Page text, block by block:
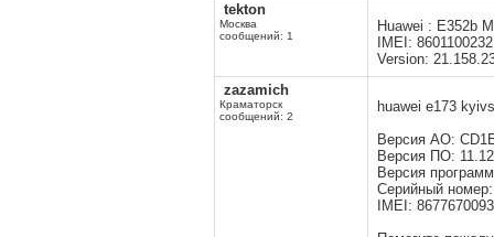
tekton
Москва
сообщений: 1
Huawei : E352b
IMEI:
Version:
zazamich
Краматорск
сообщений: 2
huawei e173
Версия АО:
Версия ПО:
Версия
Серийный
IMEI: